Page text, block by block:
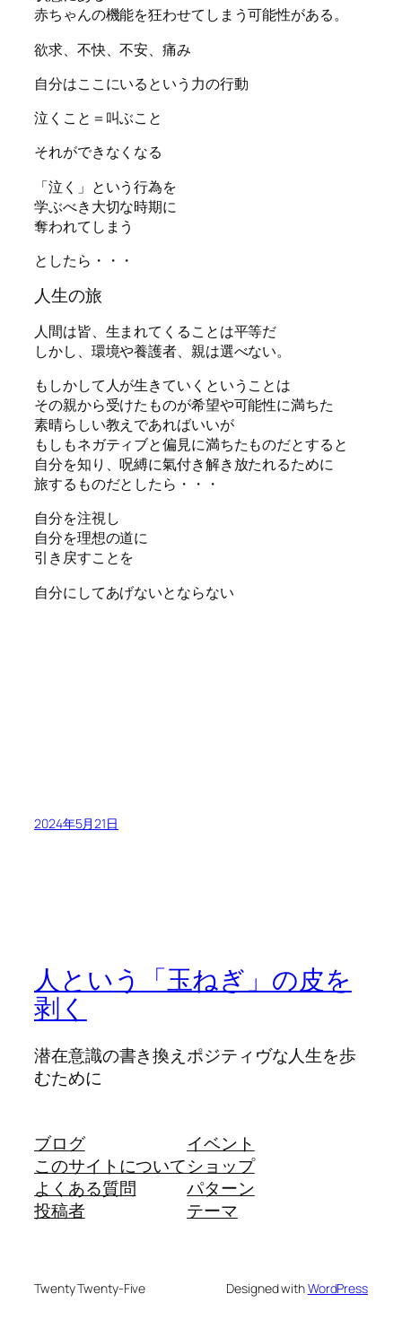
赤ちゃんの機能を狂わせてしまう可能性がある。
欲求、不快、不安、痛み
自分はここにいるという力の行動
泣くこと＝叫ぶこと
それができなくなる
「泣く」という行為を
学ぶべき大切な時期に
奪われてしまう
としたら・・・
人生の旅
人間は皆、生まれてくることは平等だ
しかし、環境や養護者、親は選べない。
もしかして人が生きていくということは
その親から受けたものが希望や可能性に満ちた
素晴らしい教えであればいいが
もしもネガティブと偏見に満ちたものだとすると
自分を知り、呪縛に氣付き解き放たれるために
旅するものだとしたら・・・
自分を注視し
自分を理想の道に
引き戻すことを
自分にしてあげないとならない
2024年5月21日
人という「玉ねぎ」の皮を
剥く
潜在意識の書き換えポジティヴな人生を歩
むために
ブログ
このサイトについて
よくある質問
投稿者
イベント
ショップ
パターン
テーマ
Twenty Twenty-Five Designed withWordPress